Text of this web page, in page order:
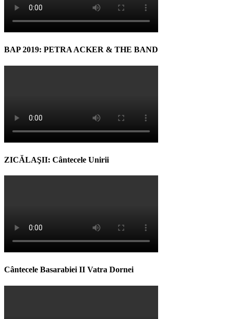
BAP 2019: PETRA ACKER & THE BAND
ZICĂLAŞII: Cântecele Unirii
Cântecele Basarabiei II Vatra Dornei